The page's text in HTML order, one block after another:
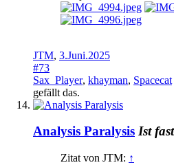
JTM, 3.Juni.2025
#73
Sax_Player, khayman, Spacecat
gefällt das.
Analysis Paralysis Ist
Zitat von JTM: ↑